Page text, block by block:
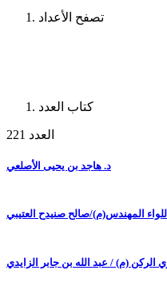
تصفح الأعداد
كتاب العدد
العدد 221
د. هاجد بن يحيى الأصلعي
اللواء المهندس(م)/صالح صنيدح العتيبي
الركن (م) / عبد الله بن جابر الزايدي